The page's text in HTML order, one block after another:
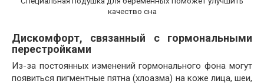
качество сна
Дискомфорт, связанный с гормональными
перестройками
Из-за постоянных изменений гормонального фона могут
появиться пигментные пятна (хлоазма) на коже лица, шеи,